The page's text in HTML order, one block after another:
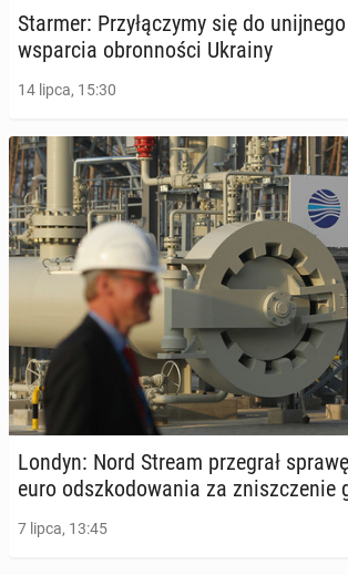
Starmer: Przy­łą­czy­my się do
wspar­cia obron­no­ści Ukrainy
14 lipca, 15:30
Londyn: Nord Stream prze­grał
euro od­szko­do­wa­nia za znisz­cze­nie
7 lipca, 13:45